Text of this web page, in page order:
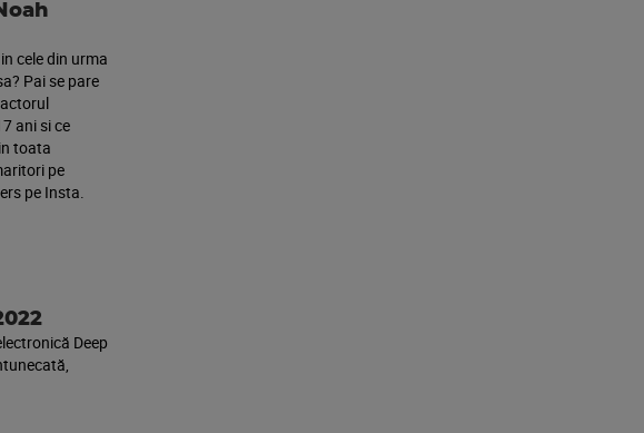
cele din urma
Pai se pare
ani si ce
toata
pe
pe Insta.
Deep